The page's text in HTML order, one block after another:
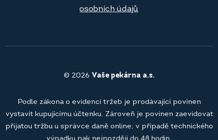
osobních údajů
© 2026 Vaše pekárna a.s.
Podle zákona o evidenci tržeb je prodávající povinen
vystavit kupujícímu účtenku. Zároveň je povinen zaevidovat
přijatou tržbu u správce daně online; v případě technického